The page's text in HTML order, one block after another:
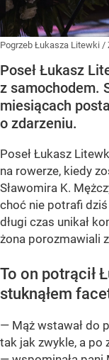
Pogrzeb Łukasza Litewki /
Poseł Łukasz
z samochodem.
miesiącach
o zdarzeniu.
Poseł Łukasz
na rowerze, kiedy
Sławomira K.
choć nie potrafi
długi czas unikał
żona porozmawiali z
To on potrącił
stuknąłem
— Mąż wstawał do
tak jak zwykle, a po